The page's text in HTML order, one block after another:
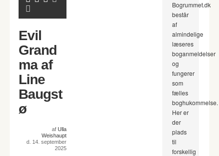
Evil
Grand
ma af
Line
Baugst
ø
af Ulla
Weishaupt
d. 14. september
2025
Bogrummet.dk
består
af
almindelige
læseres
boganmeldelser
og
fungerer
som
fælles
boghukommelse.
Her er
der
plads
til
forskellig